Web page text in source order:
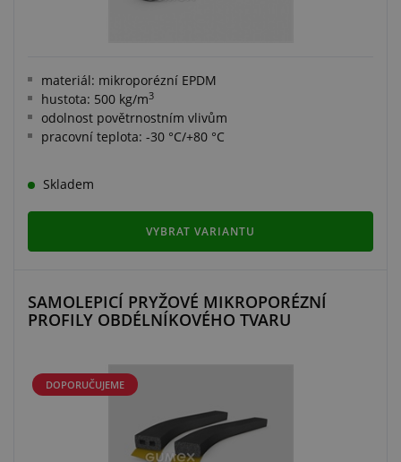
materiál: mikroporézní EPDM
hustota: 500 kg/m3
odolnost povětrnostním vlivům
pracovní teplota: -30 °C/+80 °C
Skladem
VYBRAT VARIANTU
SAMOLEPICÍ PRYŽOVÉ MIKROPORÉZNÍ
PROFILY OBDÉLNÍKOVÉHO TVARU
DOPORUČUJEME